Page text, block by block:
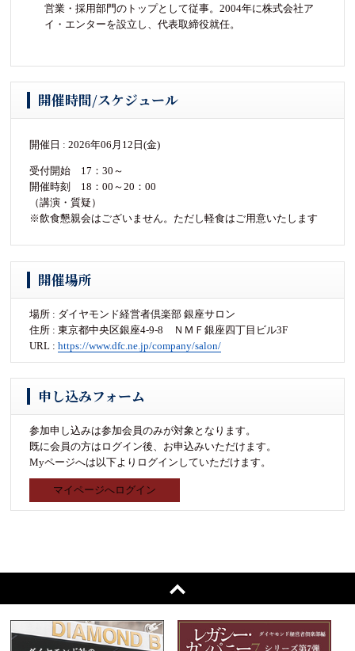
営業・採用部門のトップとして従事。2004年に株式会社ア
イ・エンターを設立し、代表取締役就任。
開催時間/スケジュール
開催日 : 2026年06月12日(金)
受付開始 17：30～
開催時刻 18：00～20：00
（講演・質疑）
※飲食懇親会はございません。ただし軽食はご用意いたします
開催場所
場所 : ダイヤモンド経営者倶楽部 銀座サロン
住所 : 東京都中央区銀座4-9-8 ＮＭＦ銀座四丁目ビル3F
URL :https://www.dfc.ne.jp/company/salon/
申し込みフォーム
参加申し込みは参加会員のみが対象となります。
既に会員の方はログイン後、お申込みいただけます。
Myページへは以下よりログインしていただけます。
マイページへログイン